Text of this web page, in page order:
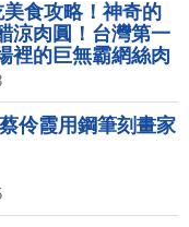
美食攻略！神奇的
涼肉圓！台灣第一
裡的巨無霸網絲肉
、超人氣煎餅；只
限定小吃、老店經
蒐集～｜1000步的
伶霞用鋼筆刻畫家